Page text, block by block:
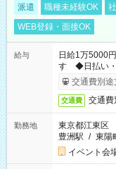
派遣 職種未経験OK
WEB登録・面接OK
給与
日給1万5000
す ◆日払い・
も異なります
交通費別途
交通費 交通費
勤務地
東京都江東区
豊洲駅 / 東陽
イベント会